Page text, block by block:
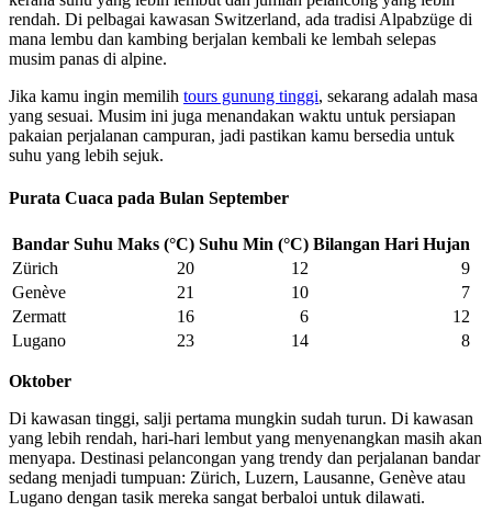
rendah. Di pelbagai kawasan Switzerland, ada tradisi Alpabzüge di
mana lembu dan kambing berjalan kembali ke lembah selepas
musim panas di alpine.
Jika kamu ingin memilih tours gunung tinggi, sekarang adalah masa
yang sesuai. Musim ini juga menandakan waktu untuk persiapan
pakaian perjalanan campuran, jadi pastikan kamu bersedia untuk
suhu yang lebih sejuk.
Purata Cuaca pada Bulan September
Bandar Suhu Maks (°C) Suhu Min (°C) Bilangan Hari Hujan
Zürich
20 12
9
Genève
21 10
7
Zermatt
16 6
12
Lugano
23 14 8
Oktober
Di kawasan tinggi, salji pertama mungkin sudah turun. Di kawasan
yang lebih rendah, hari-hari lembut yang menyenangkan masih akan
menyapa. Destinasi pelancongan yang trendy dan perjalanan bandar
sedang menjadi tumpuan: Zürich, Luzern, Lausanne, Genève atau
Lugano dengan tasik mereka sangat berbaloi untuk dilawati.